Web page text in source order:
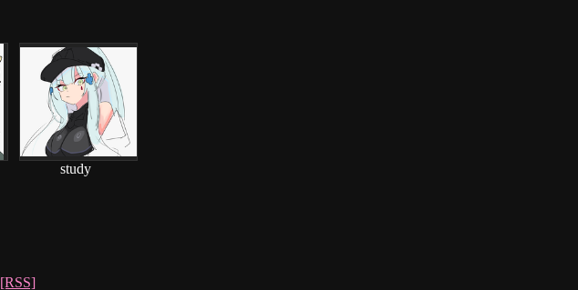
study
[RSS]